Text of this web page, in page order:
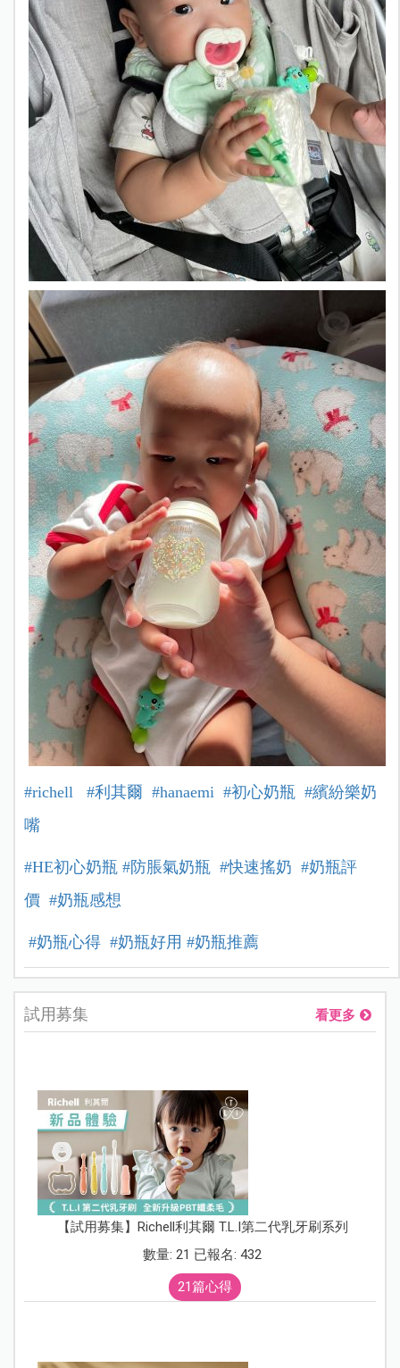
#richell #利其爾 #hanaemi #初心奶瓶 #繽紛樂奶
嘴
#HE初心奶瓶 #防脹氣奶瓶 #快速搖奶 #奶瓶評
價 #奶瓶感想
#奶瓶心得 #奶瓶好用 #奶瓶推薦
試用募集 看更多
【試用募集】Richell利其爾 T.L.I第二代乳牙刷系列
數量: 21 已報名: 432
21篇心得